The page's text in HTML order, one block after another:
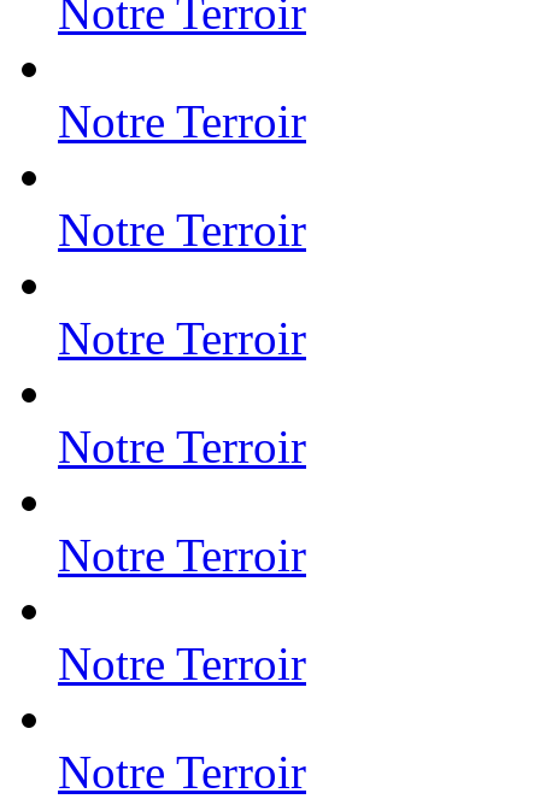
Notre Terroir
Notre Terroir
Notre Terroir
Notre Terroir
Notre Terroir
Notre Terroir
Notre Terroir
Notre Terroir